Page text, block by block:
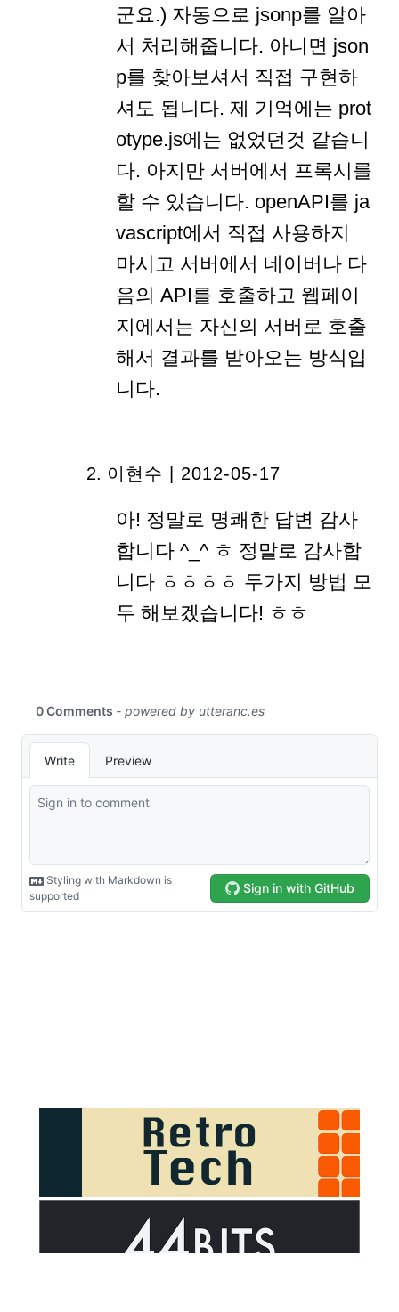
군요.) 자동으로 jsonp를 알아
서 처리해줍니다. 아니면 json
p를 찾아보셔서 직접 구현하
셔도 됩니다. 제 기억에는 prot
otype.js에는 없었던것 같습니
다. 아지만 서버에서 프록시를
할 수 있습니다. openAPI를 ja
vascript에서 직접 사용하지
마시고 서버에서 네이버나 다
음의 API를 호출하고 웹페이
지에서는 자신의 서버로 호출
해서 결과를 받아오는 방식입
니다.
이현수 | 2012-05-17
아! 정말로 명쾌한 답변 감사
합니다 ^_^ ㅎ 정말로 감사합
니다 ㅎㅎㅎㅎ 두가지 방법 모
두 해보겠습니다! ㅎㅎ